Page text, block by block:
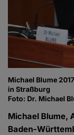
Michael Blume
in Straßburg
Foto: Dr. Michael
Michael Blume,
Baden-